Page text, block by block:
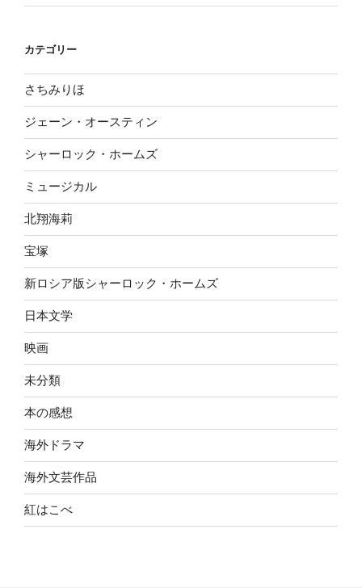
カテゴリー
さちみりほ
ジェーン・オースティン
シャーロック・ホームズ
ミュージカル
北翔海莉
宝塚
新ロシア版シャーロック・ホームズ
日本文学
映画
未分類
本の感想
海外ドラマ
海外文芸作品
紅はこべ